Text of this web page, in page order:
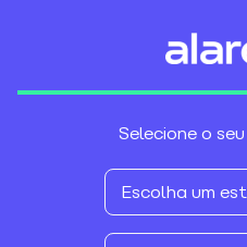
Selecione o